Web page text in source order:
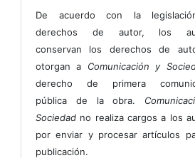
De acuerdo con la
derechos de autor, los
conservan los derechos de
otorgan a Comunicación y
derecho de primera
pública de la obra.
Sociedad no realiza cargos a los
por enviar y procesar artículos
publicación.